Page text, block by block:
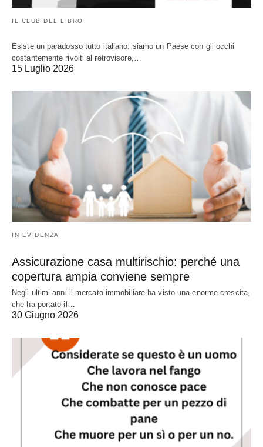
IL CLUB DEL LIBRO
Esiste un paradosso tutto italiano: siamo un Paese con gli occhi
costantemente rivolti al retrovisore,…
15 Luglio 2026
IN EVIDENZA
Assicurazione casa multirischio: perché una
copertura ampia conviene sempre
Negli ultimi anni il mercato immobiliare ha visto una enorme crescita,
che ha portato il…
30 Giugno 2026